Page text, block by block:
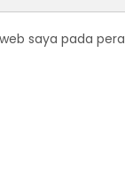
saya pada